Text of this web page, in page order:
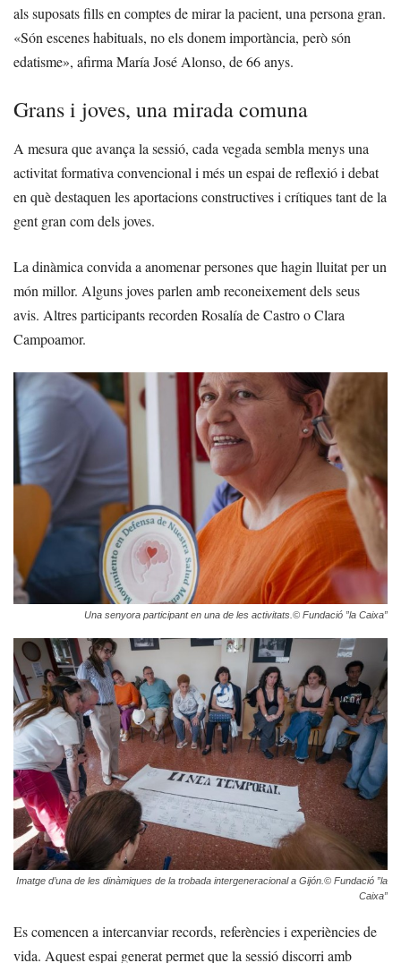
als suposats fills en comptes de mirar la pacient, una persona gran.
«Són escenes habituals, no els donem importància, però són
edatisme», afirma María José Alonso, de 66 anys.
Grans i joves, una mirada comuna
A mesura que avança la sessió, cada vegada sembla menys una
activitat formativa convencional i més un espai de reflexió i debat
en què destaquen les aportacions constructives i crítiques tant de la
gent gran com dels joves.
La dinàmica convida a anomenar persones que hagin lluitat per un
món millor. Alguns joves parlen amb reconeixement dels seus
avis. Altres participants recorden Rosalía de Castro o Clara
Campoamor.
Una senyora participant en una de les activitats.© Fundació ”la Caixa”
Imatge d’una de les dinàmiques de la trobada intergeneracional a Gijón. © Fundació ”la
Caixa”
Es comencen a intercanviar records, referències i experiències de
vida. Aquest espai generat permet que la sessió discorri amb